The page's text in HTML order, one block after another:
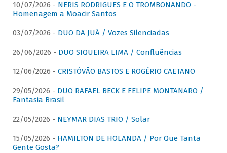
10/07/2026 - NERIS RODRIGUES E O TROMBONANDO -
Homenagem a Moacir Santos
03/07/2026 - DUO DA JUÁ / Vozes Silenciadas
26/06/2026 - DUO SIQUEIRA LIMA / Confluências
12/06/2026 - CRISTÓVÃO BASTOS E ROGÉRIO CAETANO
29/05/2026 - DUO RAFAEL BECK E FELIPE MONTANARO /
Fantasia Brasil
22/05/2026 - NEYMAR DIAS TRIO / Solar
15/05/2026 - HAMILTON DE HOLANDA / Por Que Tanta
Gente Gosta?